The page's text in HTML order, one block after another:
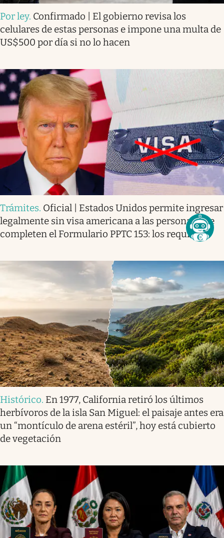
Por ley. Confirmado | El gobierno revisa los
celulares de estas personas e impone una multa de
US$500 por día si no lo hacen
Trámites. Oficial | Estados Unidos permite ingresar
legalmente sin visa americana a las personas que
completen el Formulario PPTC 153: los requisitos
Histórico. En 1977, California retiró los últimos
herbívoros de la isla San Miguel: el paisaje antes era
un “montículo de arena estéril”, hoy está cubierto
de vegetación